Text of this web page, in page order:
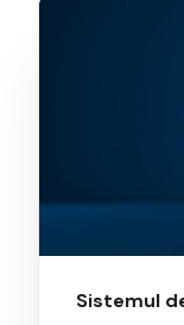
Sistemul